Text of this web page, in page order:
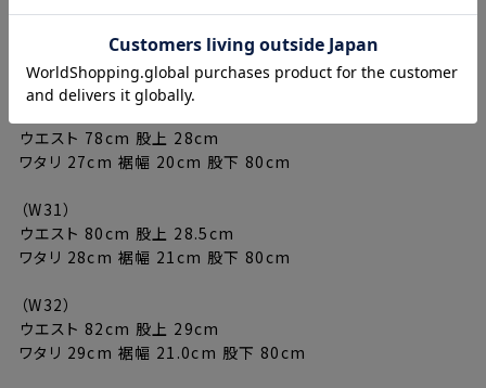
（W29）
ウエスト 76cm 股上 27cm
ワタリ 27cm 裾幅 20cm 股下 80cm
ウエスト 78cm 股上 28cm
ワタリ 27cm 裾幅 20cm 股下 80cm
（W31）
ウエスト 80cm 股上 28.5cm
ワタリ 28cm 裾幅 21cm 股下 80cm
（W32）
ウエスト 82cm 股上 29cm
ワタリ 29cm 裾幅 21.0cm 股下 80cm